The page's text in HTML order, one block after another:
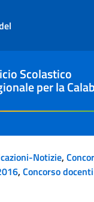
Scolastico
per la
Notizie,
, Concorso